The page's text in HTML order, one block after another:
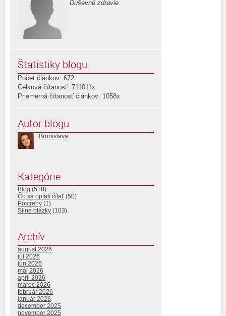
Duševné zdravie.
Štatistiky blogu
Počet článkov: 672
Celková čítanosť: 711011x
Priemerná čítanosť článkov: 1058x
Autor blogu
Bronislava
Kategórie
Blog (518)
Čo sa oplatí čítať (50)
Postrehy (1)
Silné otázky (103)
Archív
august 2026
júl 2026
jún 2026
máj 2026
apríl 2026
marec 2026
február 2026
január 2026
december 2025
november 2025